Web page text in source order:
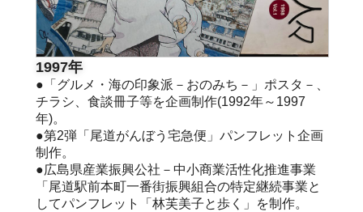
1997年
●「グルメ・海の印象派－おのみち－」ポスタ－、
チラシ、食談冊子等を企画制作(1992年～1997
年)。
●第2弾「尾道がんぼう宅急便」パンフレット企画
制作。
●広島県産業振興公社－中小商業活性化推進事業
「尾道駅前本町一番街振興組合の特定継続事業と
してパンフレット「林芙美子と歩く」を制作。